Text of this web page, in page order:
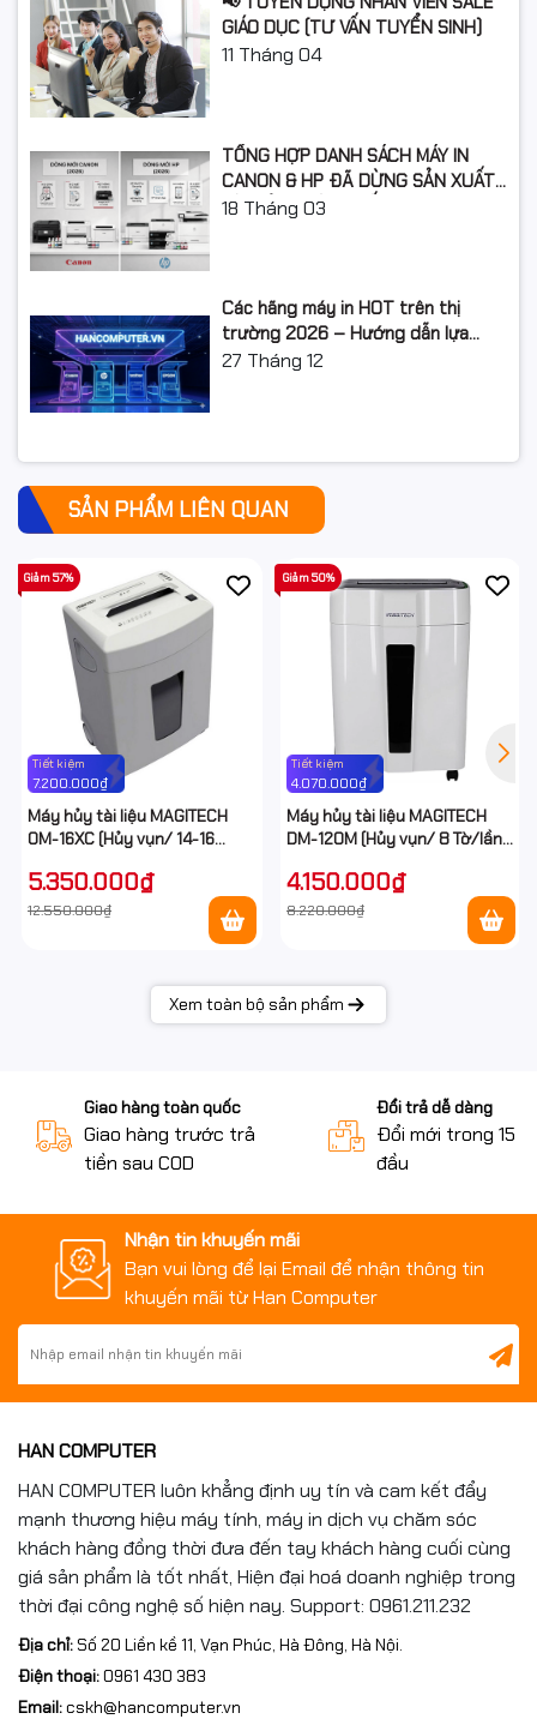
GIÁO DỤC (TƯ VẤN TUYỂN SINH)
11 Tháng 04
TỔNG HỢP DANH SÁCH MÁY IN
CANON & HP ĐÃ DỪNG SẢN XUẤT:
LỘ TRÌNH NÂNG CẤP 2026
18 Tháng 03
Các hãng máy in HOT trên thị
trường 2026 – Hướng dẫn lựa
chọn và so sánh chi tiết
27 Tháng 12
SẢN PHẨM LIÊN QUAN
Tiết kiệm
7.200.000₫
Giảm 57%
Máy hủy tài liệu MAGITECH
OM-16XC (Hủy vụn/ 14-16
5.350.000₫
12.550.000₫
Tiết kiệm
4.070.000₫
Giảm 50%
Máy hủy tài liệu MAGITECH
DM-120M (Hủy vụn/ 8 Tờ/lần/
4.150.000₫
8.220.000₫
Xem toàn bộ sản phẩm
Giao hàng toàn quốc
Giao hàng trước trả
tiền sau COD
Đổi trả dễ dàng
Đổi mới trong 15
đầu
Nhận tin khuyến mãi
Bạn vui lòng để lại Email để nhận thông tin
khuyến mãi từ Han Computer
HAN COMPUTER
HAN COMPUTER luôn khẳng định uy tín và cam kết đẩy
mạnh thương hiệu máy tính, máy in dịch vụ chăm sóc
khách hàng đồng thời đưa đến tay khách hàng cuối cùng
giá sản phẩm là tốt nhất, Hiện đại hoá doanh nghiệp trong
thời đại công nghệ số hiện nay. Support: 0961.211.232
Địa chỉ:Số 20 Liền kề 11, Vạn Phúc, Hà Đông, Hà Nội.
Điện thoại:0961 430 383
Email:cskh@hancomputer.vn